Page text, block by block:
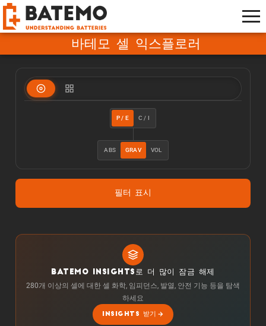
바테모 셀 익스플로러
P / E C / I
ABS GRAV VOL
필터 표시
BATEMO INSIGHTS로 더 많이 잠금 해제
280개 이상의 셀에 대한 셀 화학, 임피던스, 발열, 안전 기능 등을 탐색
하세요
INSIGHTS 받기